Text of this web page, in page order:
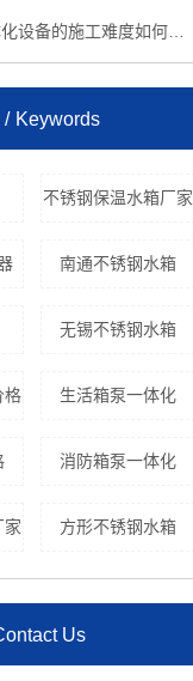
工难度如何？是否适合自行安装？
Keywords
不锈钢保温水箱厂家
南通不锈钢水箱
无锡不锈钢水箱
格 生活箱泵一体化
消防箱泵一体化
家 方形不锈钢水箱
Us